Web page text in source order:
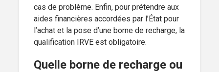
cas de problème. Enfin, pour prétendre aux
aides financières accordées par l’État pour
l’achat et la pose d’une borne de recharge, la
qualification IRVE est obligatoire.
Quelle borne de recharge ou